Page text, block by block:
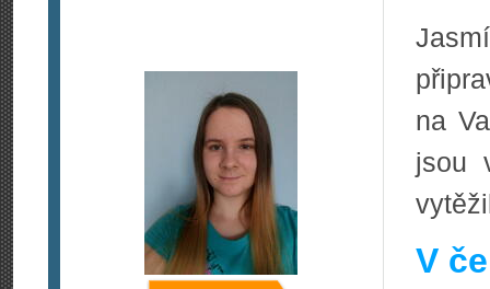
na
jsou
V